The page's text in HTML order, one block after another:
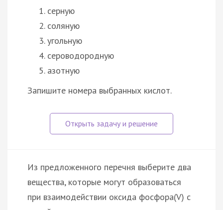
серную
соляную
угольную
сероводородную
азотную
Запишите номера выбранных кислот.
Из предложенного перечня выберите два
вещества, которые могут образоваться
при взаимодействии оксида фосфора(V) с